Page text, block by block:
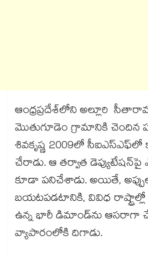
ఆంధ్రప్రదేశ్‌లోని అల్లూరి
మొతుగూడెం గ్రామానికి చెందిన
శివకృష్ణ 2009లో సీఐఎస్ఎఫ్‎లో
చేరాడు. ఆ తర్వాత
కూడా పనిచేశాడు. అయితే,
బయటపడటానికి, వివిధ
ఉన్న భారీ డిమాండ్‌ను ఆసరాగా
వ్యాపారంలోకి దిగాడు.